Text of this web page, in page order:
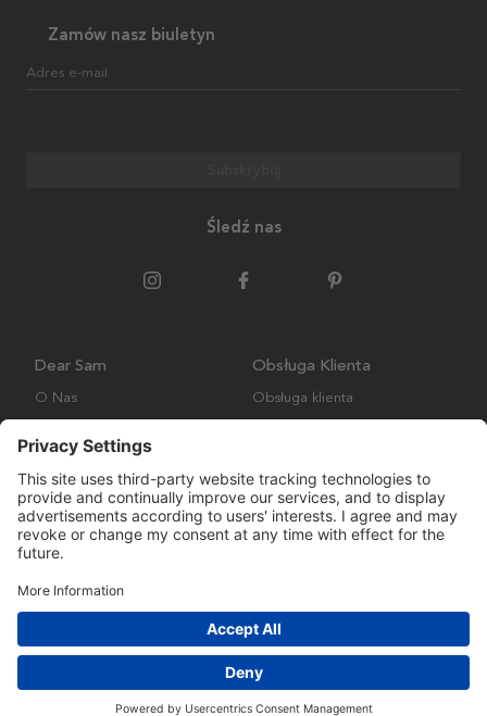
Zamów nasz biuletyn
Adres e-mail
Śledź nas
Dear Sam
O Nas
Obsługa Klienta
Obsługa klienta
Wysyłka i Dostawa